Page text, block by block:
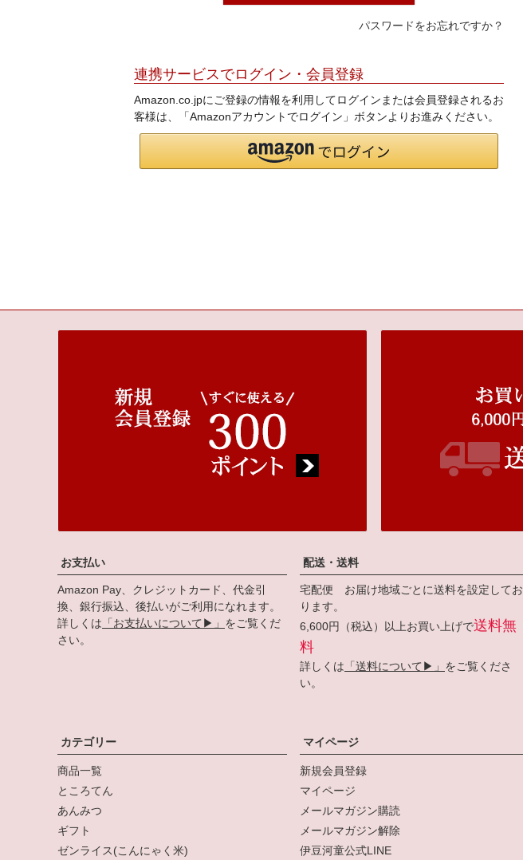
パスワードをお忘れですか？
連携サービスでログイン・会員登録
Amazon.co.jpにご登録の情報を利用してログインまたは会員登録されるお
客様は、「Amazonアカウントでログイン」ボタンよりお進みください。
お支払い
Amazon Pay、クレジットカード、代金引
換、銀行振込、後払いがご利用になれます。
詳しくは 「お支払いについて▶」 をご覧くだ
さい。
配送・送料
宅配便 お届け地域ごとに送料を設定してお
ります。
6,600円（税込）以上お買い上げで送料無
料
詳しくは 「送料について▶」 をご覧くださ
い。
カテゴリー
商品一覧
ところてん
あんみつ
ギフト
ゼンライス(こんにゃく米)
マイページ
新規会員登録
マイページ
メールマガジン購読
メールマガジン解除
伊豆河童公式LINE